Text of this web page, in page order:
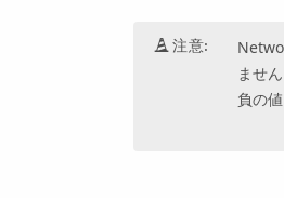
注意:
ませ
負の